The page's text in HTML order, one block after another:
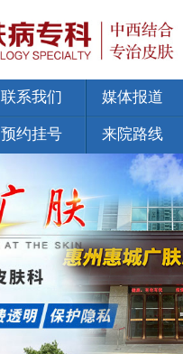
联系我们 媒体报道
预约挂号 来院路线